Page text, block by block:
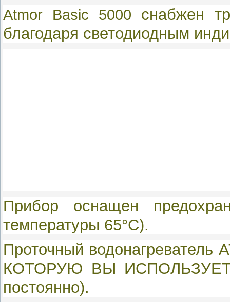
Atmor Basic 5000 снабжен
благодаря светодиодным
Прибор оснащен
температуры 65°С).
Проточный
КОТОРУЮ ВЫ ИСПОЛЬЗУЕТЕ
постоянно).